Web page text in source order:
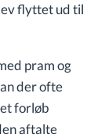
flyttet ud til
pram og
der ofte
forløb
aftalte